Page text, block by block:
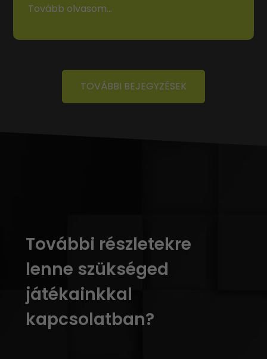
Tovább olvasom...
TOVÁBBI BEJEGYZÉSEK
További részletekre
lenne szükséged
játékainkkal
kapcsolatban?